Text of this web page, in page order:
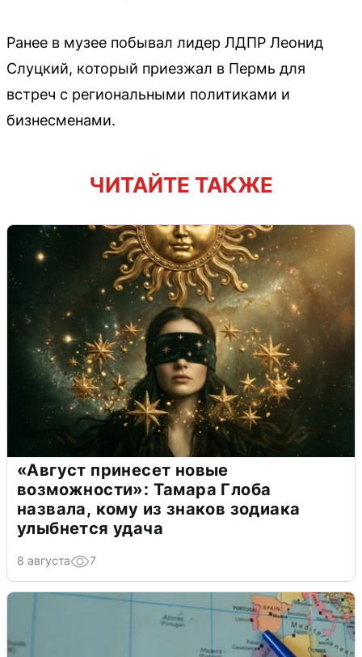
Ранее в музее побывал лидер ЛДПР Леонид
Слуцкий, который приезжал в Пермь для
встреч с региональными политиками и
бизнесменами.
ЧИТАЙТЕ ТАКЖЕ
«Август принесет новые
возможности»: Тамара Глоба
назвала, кому из знаков зодиака
улыбнется удача
8 августа 7